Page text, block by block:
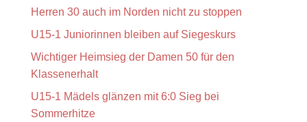
Herren 30 auch im Norden nicht zu stoppen
U15-1 Juniorinnen bleiben auf Siegeskurs
Wichtiger Heimsieg der Damen 50 für den
Klassenerhalt
U15-1 Mädels glänzen mit 6:0 Sieg bei
Sommerhitze